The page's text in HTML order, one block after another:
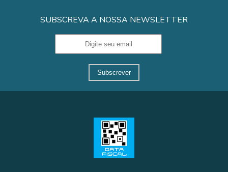
SUBSCREVA A NOSSA NEWSLETTER
Subscrever